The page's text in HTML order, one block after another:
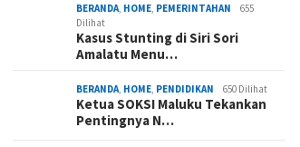
BERANDA HOME PEMERINTAHAN
655
Dilihat
Kasus Stunting di Siri Sori
Amalatu Menu…
BERANDA HOME PENDIDIKAN 650 Dilihat
Ketua SOKSI Maluku Tekankan
Pentingnya N…